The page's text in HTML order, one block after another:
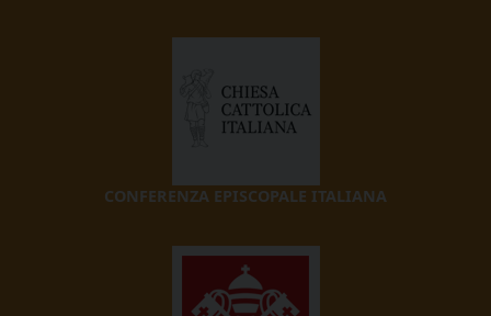
CONFERENZA EPISCOPALE ITALIANA